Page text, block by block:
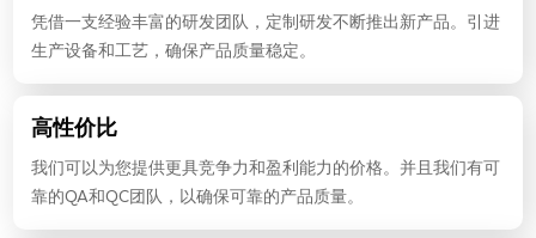
凭借一支经验丰富的研发团队，定制研发不断推出新产品。引进
生产设备和工艺，确保产品质量稳定。
高性价比
我们可以为您提供更具竞争力和盈利能力的价格。并且我们有可
靠的QA和QC团队，以确保可靠的产品质量。